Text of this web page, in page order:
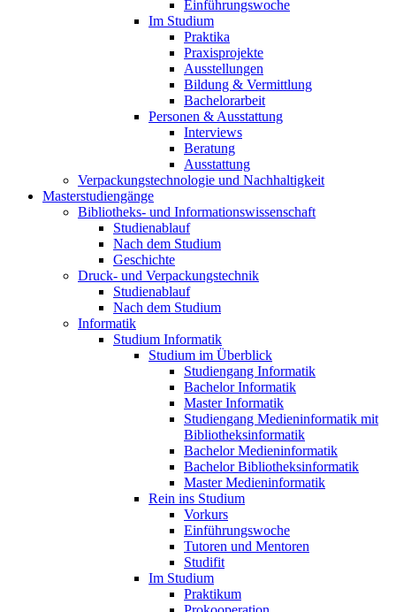
Einführungswoche
Im Studium
Praktika
Praxisprojekte
Ausstellungen
Bildung & Vermittlung
Bachelorarbeit
Personen & Ausstattung
Interviews
Beratung
Ausstattung
Verpackungstechnologie und Nachhaltigkeit
Masterstudiengänge
Bibliotheks- und Informationswissenschaft
Studienablauf
Nach dem Studium
Geschichte
Druck- und Verpackungstechnik
Studienablauf
Nach dem Studium
Informatik
Studium Informatik
Studium im Überblick
Studiengang Informatik
Bachelor Informatik
Master Informatik
Studiengang Medieninformatik mit
Bibliotheksinformatik
Bachelor Medieninformatik
Bachelor Bibliotheksinformatik
Master Medieninformatik
Rein ins Studium
Vorkurs
Einführungswoche
Tutoren und Mentoren
Studifit
Im Studium
Praktikum